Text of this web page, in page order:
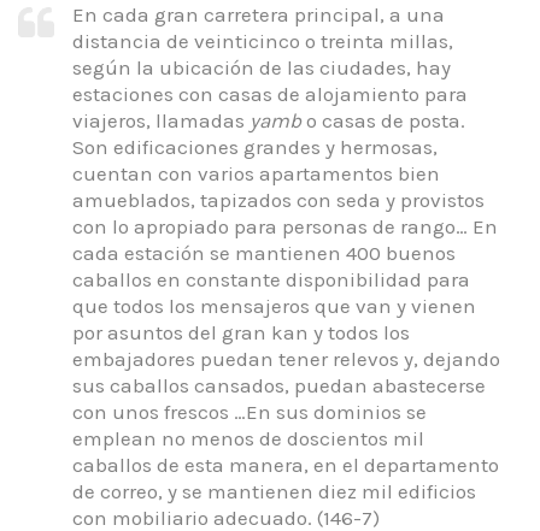
En cada gran carretera principal, a una
distancia de veinticinco o treinta millas,
según la ubicación de las ciudades, hay
estaciones con casas de alojamiento para
viajeros, llamadas yambo casas de posta.
Son edificaciones grandes y hermosas,
cuentan con varios apartamentos bien
amueblados, tapizados con seda y provistos
con lo apropiado para personas de rango… En
cada estación se mantienen 400 buenos
caballos en constante disponibilidad para
que todos los mensajeros que van y vienen
por asuntos del gran kan y todos los
embajadores puedan tener relevos y, dejando
sus caballos cansados, puedan abastecerse
con unos frescos …En sus dominios se
emplean no menos de doscientos mil
caballos de esta manera, en el departamento
de correo, y se mantienen diez mil edificios
con mobiliario adecuado. (146-7)